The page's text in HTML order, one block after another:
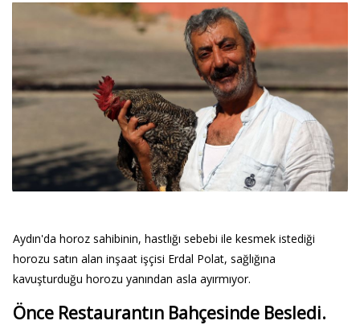
Aydın'da horoz sahibinin, hastlığı sebebi ile kesmek istediği
horozu satın alan inşaat işçisi Erdal Polat, sağlığına
kavuşturduğu horozu yanından asla ayırmıyor.
Önce Restaurantın Bahçesinde Besledi.